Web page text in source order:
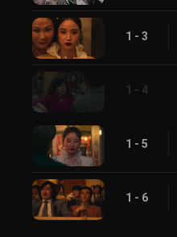
1 - 3
1 - 4
1 - 5
1 - 6